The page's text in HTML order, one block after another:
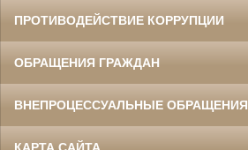
ПРОТИВОДЕЙСТВИЕ КОРРУПЦИИ
ОБРАЩЕНИЯ ГРАЖДАН
ВНЕПРОЦЕССУАЛЬНЫЕ ОБРАЩЕНИЯ